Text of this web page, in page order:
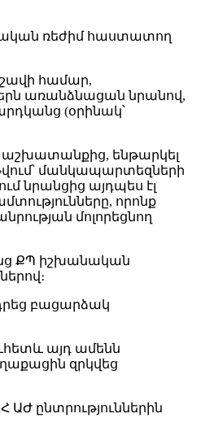
ռեժիմ հաստատող
համար,
առանձնացան նրանով,
(օրինակ՝
ենթարկել
մանկապարտեզների
նրանցից այդպես էլ
որոնք
մոլորեցնող
ՔՊ իշխանական
բացարձակ
այդ ամենն
զրկվեց
ԱԺ ընտրություններին